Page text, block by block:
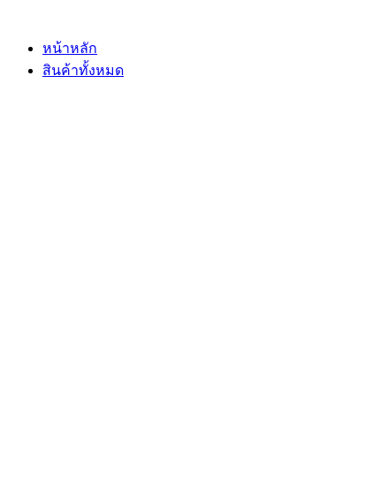
contentหน้าหลัก
สินค้าทั้งหมด